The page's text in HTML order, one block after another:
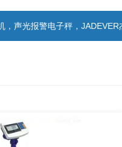
报警电子秤，JADEVER杰特沃，不